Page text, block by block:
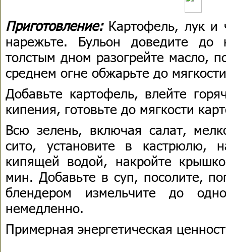
Приготовление:Картофель, лук и
нарежьте. Бульон доведите
толстым дном разогрейте масло,
среднем огне обжарьте до
Добавьте картофель, влейте
кипения, готовьте до мягкости
Всю зелень, включая салат,
сито, установите в кастрюлю,
кипящей водой, накройте
мин. Добавьте в суп, посолите,
блендером измельчите до
немедленно.
Примерная энергетическая